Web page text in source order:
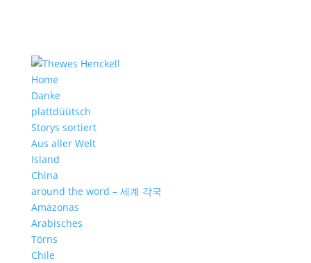
Home
Danke
plattdüütsch
Storys sortiert
Aus aller Welt
Island
China
around the word – 세계 각국
Amazonas
Arabisches
Törns
Chile